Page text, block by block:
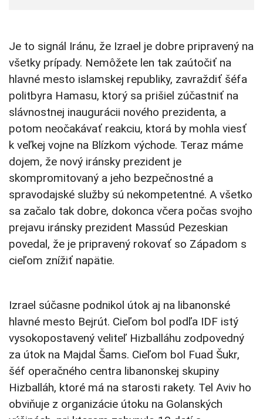
Je to signál Iránu, že Izrael je dobre pripravený na
všetky prípady. Nemôžete len tak zaútočiť na
hlavné mesto islamskej republiky, zavraždiť šéfa
politbyra Hamasu, ktorý sa prišiel zúčastniť na
slávnostnej inaugurácii nového prezidenta, a
potom neočakávať reakciu, ktorá by mohla viesť
k veľkej vojne na Blízkom východe. Teraz máme
dojem, že nový iránsky prezident je
skompromitovaný a jeho bezpečnostné a
spravodajské služby sú nekompetentné. A všetko
sa začalo tak dobre, dokonca včera počas svojho
prejavu iránsky prezident Massúd Pezeskian
povedal, že je pripravený rokovať so Západom s
cieľom znížiť napätie.
Izrael súčasne podnikol útok aj na libanonské
hlavné mesto Bejrút. Cieľom bol podľa IDF istý
vysokopostavený veliteľ Hizballáhu zodpovedný
za útok na Majdal Šams. Cieľom bol Fuad Šukr,
šéf operačného centra libanonskej skupiny
Hizballáh, ktoré má na starosti rakety. Tel Aviv ho
obviňuje z organizácie útoku na Golanských